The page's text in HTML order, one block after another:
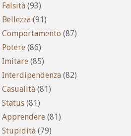
Falsità (93)
Bellezza (91)
Comportamento (87)
Potere (86)
Imitare (85)
Interdipendenza (82)
Casualità (81)
Status (81)
Apprendere (81)
Stupidità (79)